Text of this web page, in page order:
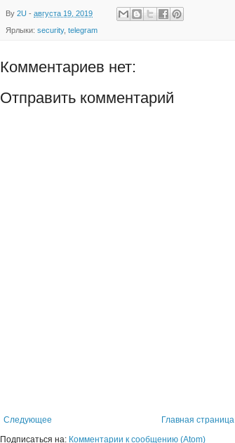
By 2U - августа 19, 2019
Ярлыки: security, telegram
Комментариев нет:
Отправить комментарий
Следующее
Главная страница
Подписаться на: Комментарии к сообщению (Atom)